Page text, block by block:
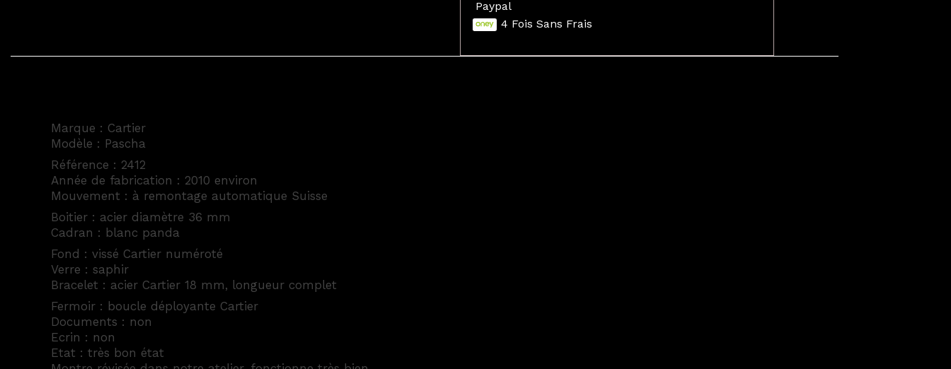
Paypal
4 Fois Sans Frais
Marque : Cartier
Modèle : Pascha
Référence : 2412
Année de fabrication : 2010 environ
Mouvement : à remontage automatique Suisse
Boitier : acier diamètre 36 mm
Cadran : blanc panda
Fond : vissé Cartier numéroté
Verre : saphir
Bracelet : acier Cartier 18 mm, longueur complet
Fermoir : boucle déployante Cartier
Documents : non
Ecrin : non
Etat : très bon état